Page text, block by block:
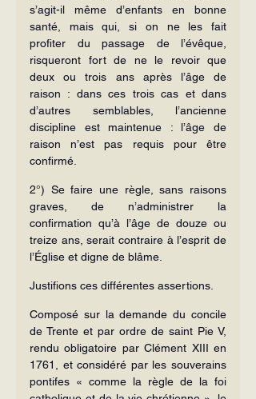
s’agit-il même d’enfants en bonne
santé, mais qui, si on ne les fait
profiter du passage de l’évêque,
risqueront fort de ne le revoir que
deux ou trois ans après l’âge de
raison : dans ces trois cas et dans
d’autres semblables, l’ancienne
discipline est maintenue : l’âge de
raison n’est pas requis pour être
confirmé.
2°) Se faire une règle, sans raisons
graves, de n’administrer la
confirmation qu’à l’âge de douze ou
treize ans, serait contraire à l’esprit de
l’Église et digne de blâme.
Justifions ces différentes assertions.
Composé sur la demande du concile
de Trente et par ordre de saint Pie V,
rendu obligatoire par Clément XIII en
1761, et considéré par les souverains
pontifes « comme la règle de la foi